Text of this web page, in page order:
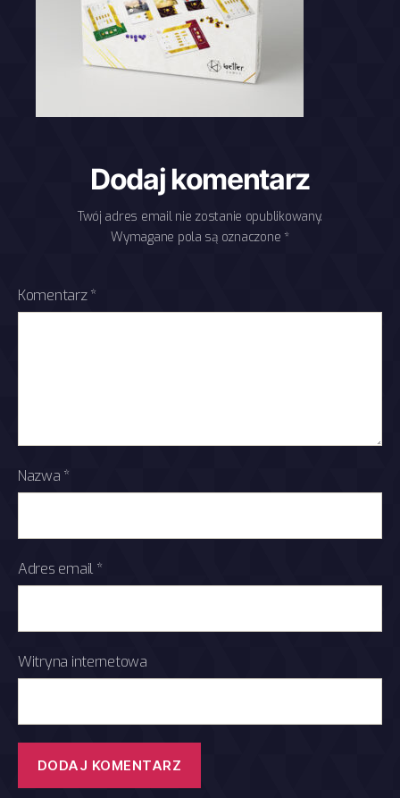
Dodaj komentarz
Twój adres email nie zostanie opublikowany.
Wymagane pola są oznaczone *
Komentarz*
Nazwa *
Adres email *
Witryna internetowa